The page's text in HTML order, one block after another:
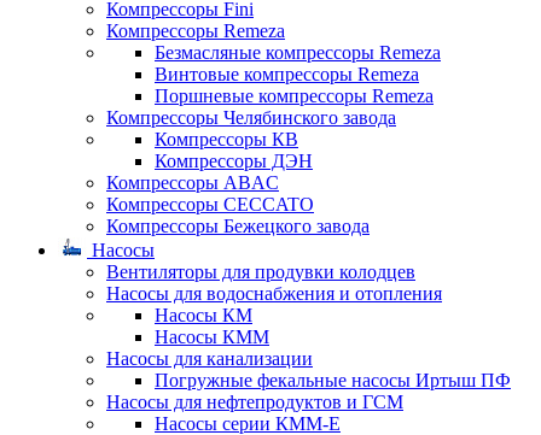
Компрессоры Fini
Компрессоры Remeza
Безмасляные компрессоры Remeza
Винтовые компрессоры Remeza
Поршневые компрессоры Remeza
Компрессоры Челябинского завода
Компрессоры КВ
Компрессоры ДЭН
Компрессоры ABAC
Компрессоры CECCATO
Компрессоры Бежецкого завода
Насосы
Вентиляторы для продувки колодцев
Насосы для водоснабжения и отопления
Насосы КМ
Насосы КММ
Насосы для канализации
Погружные фекальные насосы Иртыш ПФ
Насосы для нефтепродуктов и ГСМ
Насосы серии КММ-Е